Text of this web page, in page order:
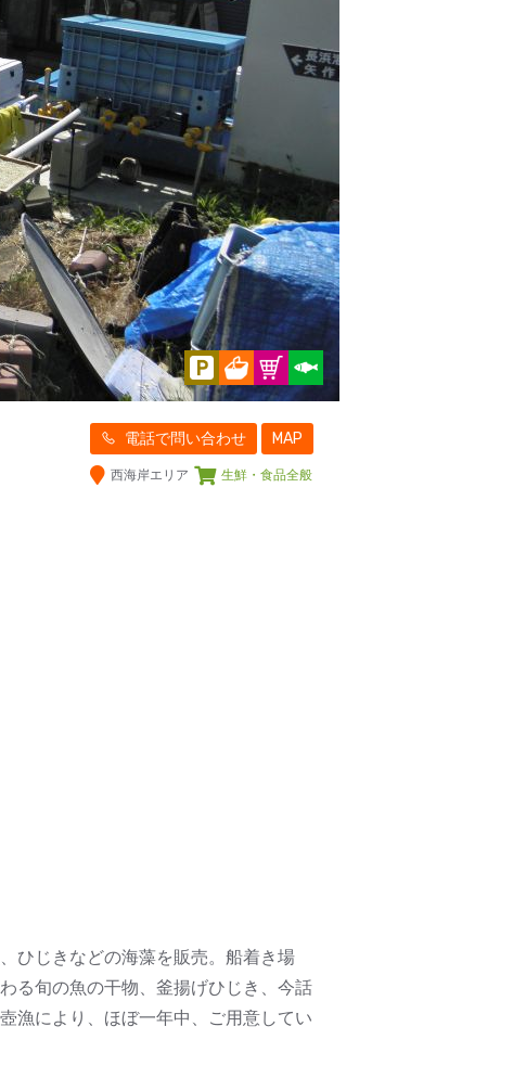
電話で問い合わせ MAP
西海岸エリア 生鮮・食品全般
ひじきなどの海藻を販売。船着き場
る旬の魚の干物、釜揚げひじき、今話
漁により、ほぼ一年中、ご用意してい